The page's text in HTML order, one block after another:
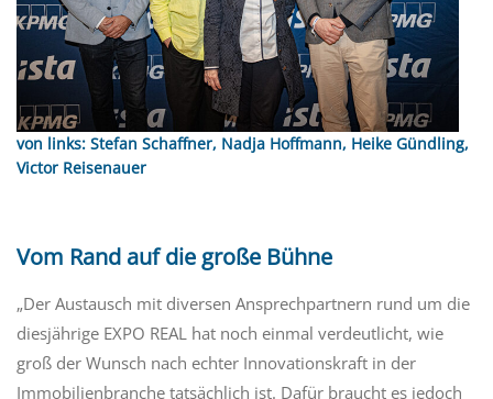
von links: Stefan Schaffner, Nadja Hoffmann, Heike Gündling,
Victor Reisenauer
Vom Rand auf die große Bühne
„Der Austausch mit diversen Ansprechpartnern rund um die
diesjährige EXPO REAL hat noch einmal verdeutlicht, wie
groß der Wunsch nach echter Innovationskraft in der
Immobilienbranche tatsächlich ist. Dafür braucht es jedoch